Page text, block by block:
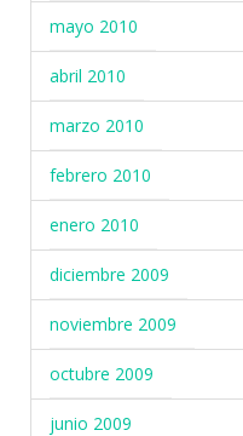
mayo 2010
abril 2010
marzo 2010
febrero 2010
enero 2010
diciembre 2009
noviembre 2009
octubre 2009
junio 2009